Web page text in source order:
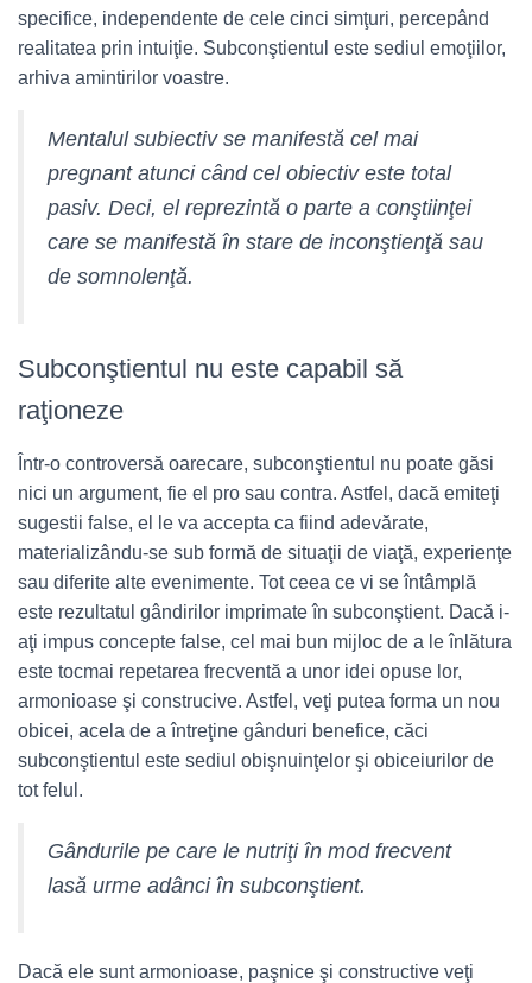
specifice, independente de cele cinci simţuri, percepând
realitatea prin intuiţie. Subconştientul este sediul emoţiilor,
arhiva amintirilor voastre.
Mentalul subiectiv se manifestă cel mai
pregnant atunci când cel obiectiv este total
pasiv. Deci, el reprezintă o parte a conştiinţei
care se manifestă în stare de inconştienţă sau
de somnolenţă.
Subconştientul nu este capabil să
raţioneze
Într-o controversă oarecare, subconştientul nu poate găsi
nici un argument, fie el pro sau contra. Astfel, dacă emiteţi
sugestii false, el le va accepta ca fiind adevărate,
materializându-se sub formă de situaţii de viaţă, experienţe
sau diferite alte evenimente. Tot ceea ce vi se întâmplă
este rezultatul gândirilor imprimate în subconştient. Dacă i-
aţi impus concepte false, cel mai bun mijloc de a le înlătura
este tocmai repetarea frecventă a unor idei opuse lor,
armonioase şi construcive. Astfel, veţi putea forma un nou
obicei, acela de a întreţine gânduri benefice, căci
subconştientul este sediul obişnuinţelor şi obiceiurilor de
tot felul.
Gândurile pe care le nutriţi în mod frecvent
lasă urme adânci în subconştient.
Dacă ele sunt armonioase, paşnice şi constructive veţi